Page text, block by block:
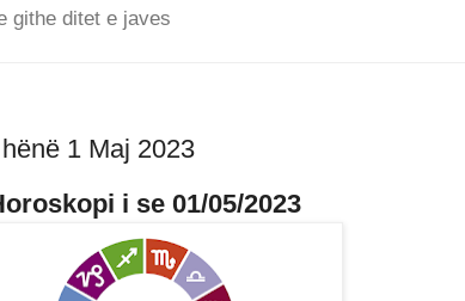
githe ditet e javes
1 Maj 2023
i se 01/05/2023